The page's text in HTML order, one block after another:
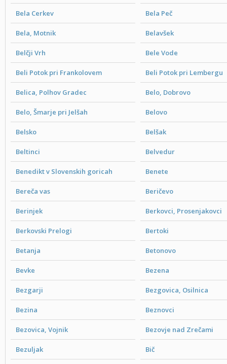
Bela Cerkev Bela Peč
Bela, Motnik Belavšek
Belčji Vrh Bele Vode
Beli Potok pri Frankolovem Beli Potok pri Lembergu
Belica, Polhov Gradec Belo, Dobrovo
Belo, Šmarje pri Jelšah Belovo
Belsko Belšak
Beltinci Belvedur
Benedikt v Slovenskih goricah Benete
Bereča vas Beričevo
Berinjek Berkovci, Prosenjakovci
Berkovski Prelogi Bertoki
Betanja Betonovo
Bevke Bezena
Bezgarji Bezgovica, Osilnica
Bezina Beznovci
Bezovica, Vojnik Bezovje nad Zrečami
Bezuljak Bič